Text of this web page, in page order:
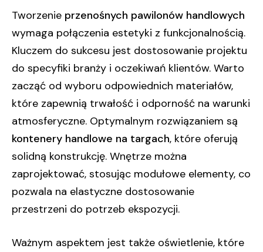
Tworzenie przenośnych pawilonów handlowych
wymaga połączenia estetyki z funkcjonalnością.
Kluczem do sukcesu jest dostosowanie projektu
do specyfiki branży i oczekiwań klientów. Warto
zacząć od wyboru odpowiednich materiałów,
które zapewnią trwałość i odporność na warunki
atmosferyczne. Optymalnym rozwiązaniem są
kontenery handlowe na targach, które oferują
solidną konstrukcję. Wnętrze można
zaprojektować, stosując modułowe elementy, co
pozwala na elastyczne dostosowanie
przestrzeni do potrzeb ekspozycji.
Ważnym aspektem jest także oświetlenie, które